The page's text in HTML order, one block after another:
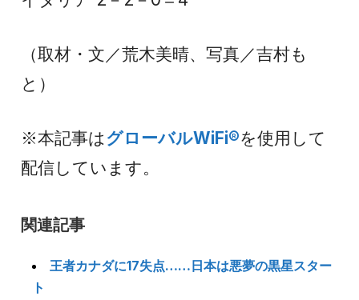
（取材・文／荒木美晴、写真／吉村も
と）
※本記事はグローバルWiFi®を使用して
配信しています。
関連記事
王者カナダに17失点……日本は悪夢の黒星スター
ト